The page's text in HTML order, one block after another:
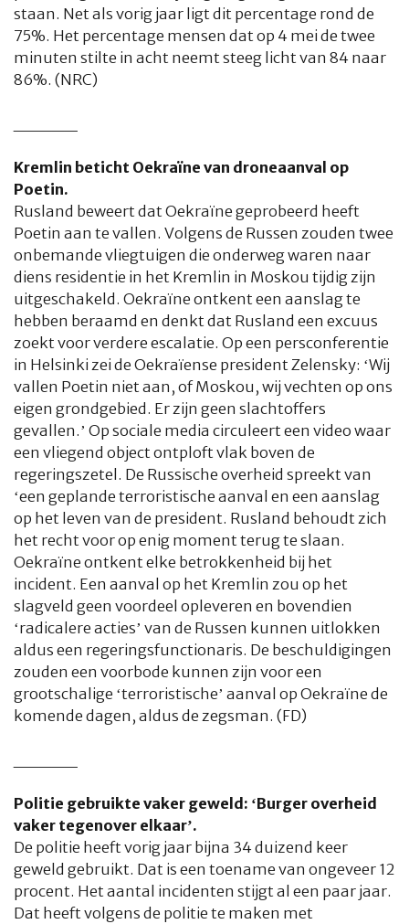
HOME COLUMNSWHAT'S NEW(S) ECONOMIESPORT
CULTUUR RADIOABONNEMENTDONERENMAGAZINE
AUTEURS ADVERTEREN ZOEKEN
staan. Net als vorig jaar ligt dit percentage rond de
75%. Het percentage mensen dat op 4 mei de twee
minuten stilte in acht neemt steeg licht van 84 naar
86%. (NRC)
Kremlin beticht Oekraïne van droneaanval op
Poetin.
Rusland beweert dat Oekraïne geprobeerd heeft
Poetin aan te vallen. Volgens de Russen zouden twee
onbemande vliegtuigen die onderweg waren naar
diens residentie in het Kremlin in Moskou tijdig zijn
uitgeschakeld. Oekraïne ontkent een aanslag te
hebben beraamd en denkt dat Rusland een excuus
zoekt voor verdere escalatie. Op een persconferentie
in Helsinki zei de Oekraïense president Zelensky: ‘Wij
vallen Poetin niet aan, of Moskou, wij vechten op ons
eigen grondgebied. Er zijn geen slachtoffers
gevallen.’ Op sociale media circuleert een video waar
een vliegend object ontploft vlak boven de
regeringszetel. De Russische overheid spreekt van
‘een geplande terroristische aanval en een aanslag
op het leven van de president. Rusland behoudt zich
het recht voor op enig moment terug te slaan.
Oekraïne ontkent elke betrokkenheid bij het
incident. Een aanval op het Kremlin zou op het
slagveld geen voordeel opleveren en bovendien
‘radicalere acties’ van de Russen kunnen uitlokken
aldus een regeringsfunctionaris. De beschuldigingen
zouden een voorbode kunnen zijn voor een
grootschalige ‘terroristische’ aanval op Oekraïne de
komende dagen, aldus de zegsman. (FD)
Politie gebruikte vaker geweld: ‘Burger overheid
vaker tegenover elkaar’.
De politie heeft vorig jaar bijna 34 duizend keer
geweld gebruikt. Dat is een toename van ongeveer 12
procent. Het aantal incidenten stijgt al een paar jaar.
Dat heeft volgens de politie te maken met